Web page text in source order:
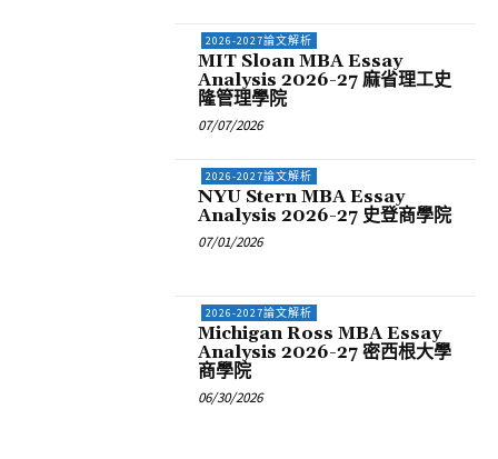
2026-2027論文解析
MIT Sloan MBA Essay
Analysis 2026-27 麻省理工史
隆管理學院
07/07/2026
2026-2027論文解析
NYU Stern MBA Essay
Analysis 2026-27 史登商學院
07/01/2026
2026-2027論文解析
Michigan Ross MBA Essay
Analysis 2026-27 密西根大學
商學院
06/30/2026